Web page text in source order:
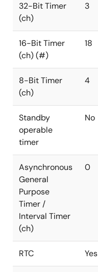
32-Bit Timer
(ch)
3
16-Bit Timer
(ch) (#)
18
8-Bit Timer
(ch)
4
Standby
operable
timer
No
Asynchronous
General
Purpose
Timer /
Interval Timer
(ch)
0
RTC Yes